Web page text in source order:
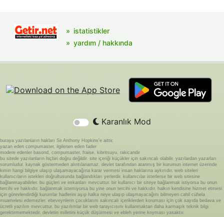
istatistikler
yardım / hakkında
Karanlık Mod
buraya yazılanların hakları Sir Anthony Hopkins'e aittir.
yazan eden compumaster, ilgilenen eden fader
modere edenler basond, compumaster, fraise, kibritsuyu, rakicandir
bu sitede yazılanların hiçbiri doğru değildir. site içeriği küçükler için sakıncalı olabilir. yazılardan yazarları
sorumludur. kaynak göstermeden alıntılanamaz. devlet tarafından atanmış bir kurumun internet üzerinde
kimin hangi bilgiye ulaşıp ulaşamayacağına karar vermesi insan haklarına aykırıdır. web siteleri
kullanıcıların istekleri doğrultusunda bağlandıkları yerlerdir. kullanıcılar isterlerse bir web sitesine
bağlanmayabilirler. bu güçleri ve imkanları mevcuttur. bir kullanıcı bir siteye bağlanmak istiyorsa bu onun
tercihi ve hakkıdır. bağlanmak istemiyorsa bu yine onun tercihi ve hakkıdır. halkın kendisine hizmet etmesi
için görevlendirdiği kurumlar hadlerini aşıp halka neye ulaşıp ulaşmayacağını bilmeyen cahil cühela
muamelesi edemezler. ebeveynlerin çocuklarını sakıncalı içeriklerden koruması için çok sayıda bedava ve
ücretli yazılım mevcuttur. bu yazılımlar bir web tarayıcısını kullanmaktan daha karmaşık teknik bilgi
gerektirmemektedir. devletin milletini küçük düşürmesi ve ebleh yerine koyması yasaktır.